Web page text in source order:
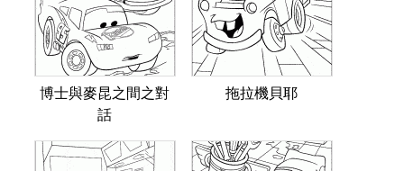
博士與麥昆之間之對
話
拖拉機貝耶